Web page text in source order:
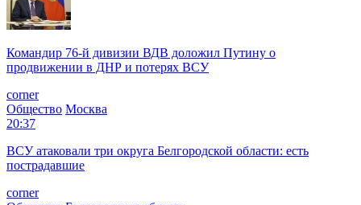
Командир 76-й дивизии ВДВ доложил Путину о
продвижении в ДНР и потерях ВСУ
corner
Общество Москва
20:37
ВСУ атаковали три округа Белгородской области: есть
пострадавшие
corner